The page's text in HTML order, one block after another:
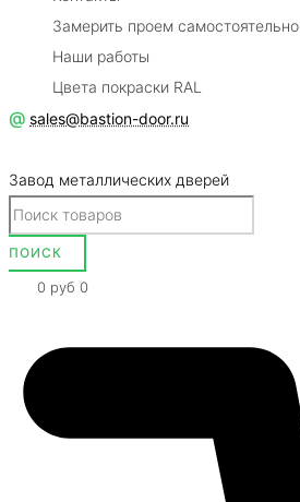
Замерить проем самостоятельно
Наши работы
Цвета покраски RAL
@ sales@bastion-door.ru
Завод металлических дверей
0 руб 0